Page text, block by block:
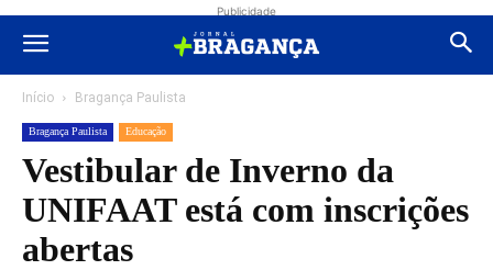
Publicidade
Início Bragança Paulista
Bragança Paulista Educação
Vestibular de Inverno da
UNIFAAT está com inscrições
abertas